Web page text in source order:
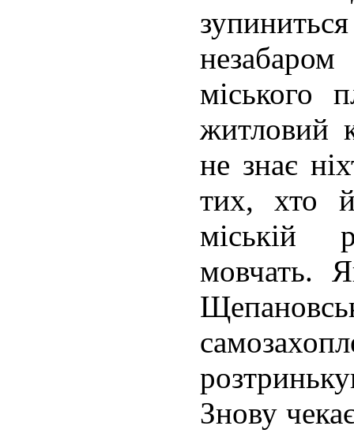
міського
житловий
не знає
тих, хто
міській
мовчать.
Знову